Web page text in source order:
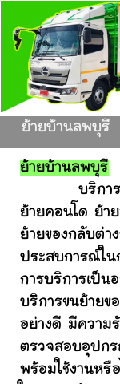
ย้ายบ้านลพบุรี
ย้ายบ้านลพบุรี
บริกา
ย้ายคอนโด ย้า
ย้ายของกลับต่
ประสบการณ์ใน
การบริการเป็น
บริการขนย้ายข
อย่างดี มีความ
ตรวจสอบอุปกร
พร้อมใช้งานหรื